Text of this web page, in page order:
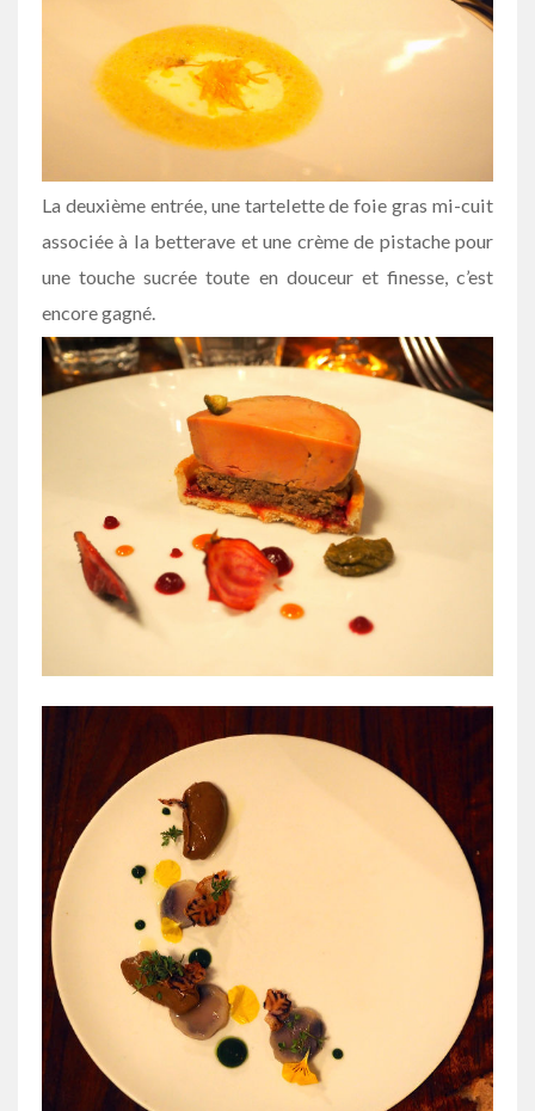
La deuxième entrée, une tartelette de foie gras mi-cuit
associée à la betterave et une crème de pistache pour
une touche sucrée toute en douceur et finesse, c’est
encore gagné.